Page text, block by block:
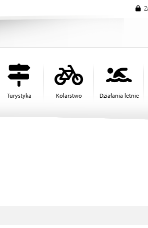
Turystyka Kolarstwo Działania letnie